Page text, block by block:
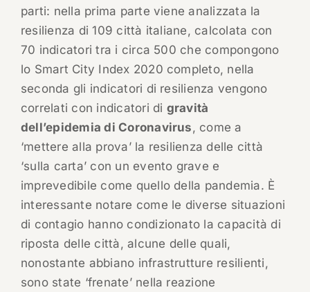
parti: nella prima parte viene analizzata la
resilienza di 109 città italiane, calcolata con
70 indicatori tra i circa 500 che compongono
lo Smart City Index 2020 completo, nella
seconda gli indicatori di resilienza vengono
correlati con indicatori di gravità
dell’epidemia di Coronavirus, come a
‘mettere alla prova’ la resilienza delle città
‘sulla carta’ con un evento grave e
imprevedibile come quello della pandemia. È
interessante notare come le diverse situazioni
di contagio hanno condizionato la capacità di
riposta delle città, alcune delle quali,
nonostante abbiano infrastrutture resilienti,
sono state ‘frenate’ nella reazione